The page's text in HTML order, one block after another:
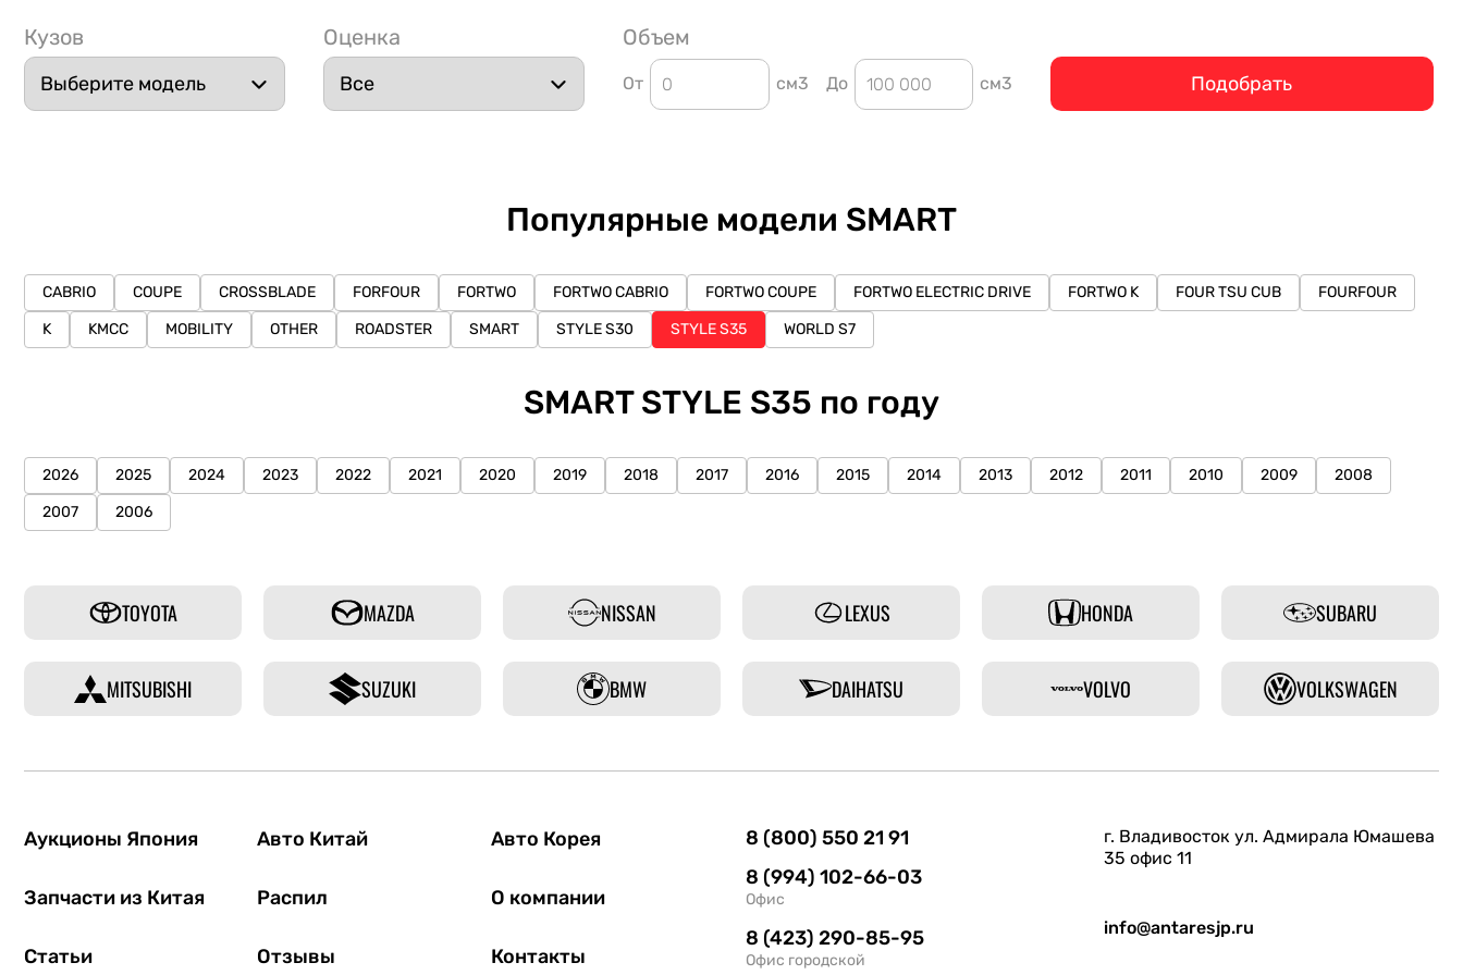
Кузов Оценка Объем
От см3 До см3 Подобрать
Популярные модели SMART
CABRIO COUPE CROSSBLADE FORFOUR FORTWO FORTWO CABRIO FORTWO COUPE FORTWO ELECTRIC DRIVE FORTWO K FOUR TSU CUB
FOURFOUR
K
KMCC MOBILITY OTHER ROADSTER SMART STYLE S30 STYLE S35 WORLD S7
SMART STYLE S35 по году
2026 2025 2024 2023 2022 2021 2020 2019 2018 2017 2016 2015 2014 2013 2012 2011 2010 2009
2008
2007
2006
TOYOTA MAZDA NISSAN LEXUS HONDA SUBARU
MITSUBISHI SUZUKI BMW DAIHATSU VOLVO VOLKSWAGEN
Аукционы Япония Авто Китай Авто Корея
Запчасти из Китая Распил О компании
Статьи Отзывы Контакты
8 (800) 550 21 91
8 (994) 102-66-03
Офис
8 (423) 290-85-95
Офис городской
г. Владивосток ул. Адмирала Юмашева
35 офис 11
info@antaresjp.ru